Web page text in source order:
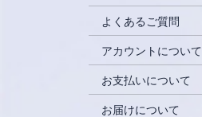
よくあるご質問
アカウントについて
お支払いについて
お届けについて